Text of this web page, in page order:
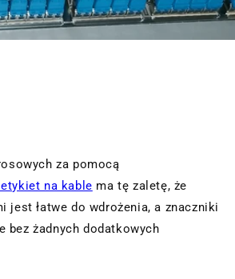
za pomocą
na kable ma tę zaletę, że
jest łatwe do wdrożenia, a znaczniki
bez żadnych dodatkowych